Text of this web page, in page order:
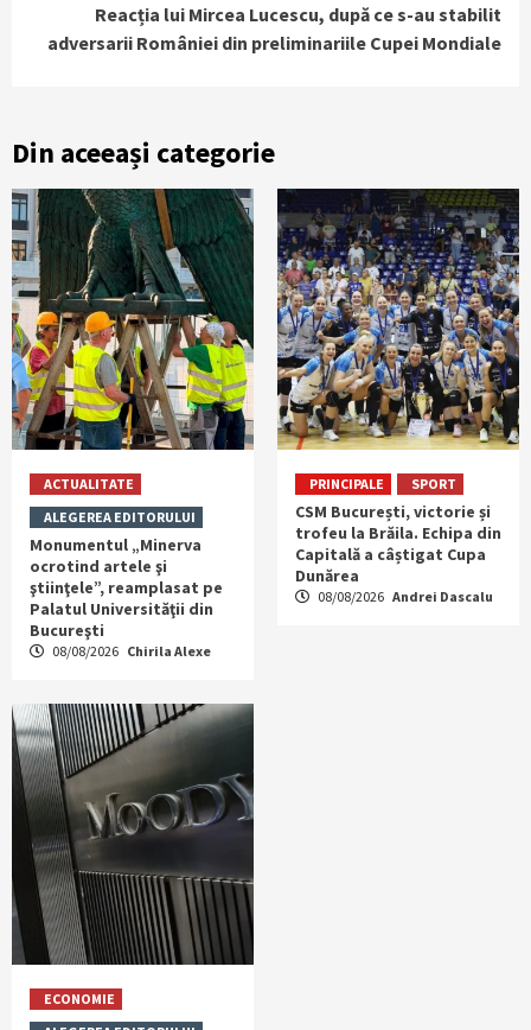
Reacția lui Mircea Lucescu, după ce s-au stabilit
adversarii României din preliminariile Cupei Mondiale
Din aceeași categorie
ACTUALITATE
ALEGEREA EDITORULUI
Monumentul „Minerva
ocrotind artele şi
ştiinţele”, reamplasat pe
Palatul Universităţii din
Bucureşti
08/08/2026 Chirila Alexe
PRINCIPALE SPORT
CSM București, victorie și
trofeu la Brăila. Echipa din
Capitală a câștigat Cupa
Dunărea
08/08/2026 Andrei Dascalu
ECONOMIE